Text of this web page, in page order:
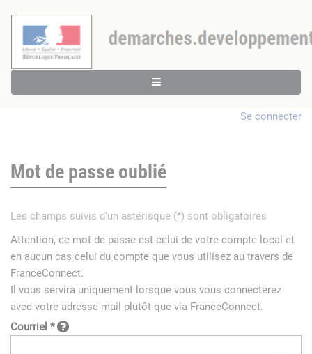
Se connecter
Mot de passe oublié
Les champs suivis d'un astérisque (*) sont obligatoires
Attention, ce mot de passe est celui de votre compte local et
en aucun cas celui du compte que vous utilisez au travers de
FranceConnect.
Il vous servira uniquement lorsque vous vous connecterez
avec votre adresse mail plutôt que via FranceConnect.
Courriel *